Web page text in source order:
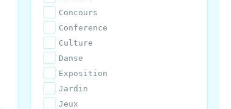
Concours
Conference
Culture
Danse
Exposition
Jardin
Jeux